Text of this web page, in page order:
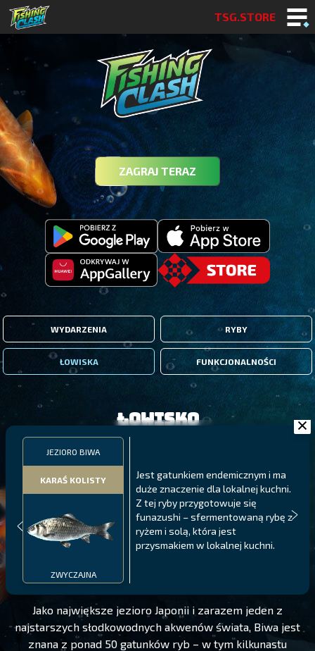
TSG.STORE
ZAGRAJ TERAZ
WYDARZENIA RYBY
ŁOWISKA FUNKCJONALNOŚCI
JEZIORO BIWA
KARAŚ KOLISTY
ZWYCZAJNA
Jest gatunkiem endemicznym i ma
duże znaczenie dla lokalnej kuchni.
Z tej ryby przygotowuje się
funazushi – sfermentowaną rybę z
ryżem i solą, która jest
przysmakiem w lokalnej kuchni.
Łowisko
Jako największe jezioro Japonii i zarazem jeden z
najstarszych słodkowodnych akwenów świata, Biwa jest
znana z ponad 50 gatunków ryb – w tym kilkunastu